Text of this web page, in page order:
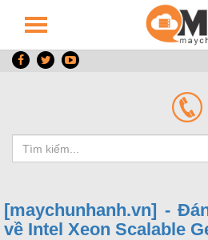
[maychunhanh.vn] -
về Intel Xeon Scalable